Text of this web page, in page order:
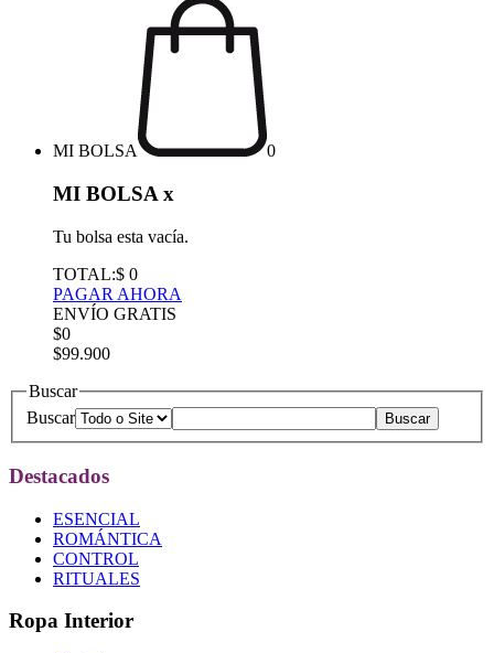
MI BOLSA 0
MI BOLSA x
Tu bolsa esta vacía.
TOTAL:$ 0
PAGAR AHORA
ENVÍO GRATIS
$0
$99.900
Buscar
Buscar
Destacados
ESENCIAL
ROMÁNTICA
CONTROL
RITUALES
Ropa Interior